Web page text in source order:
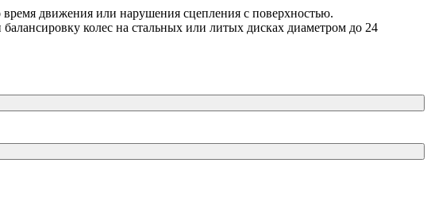
движения или нарушения сцепления с поверхностью.
колес на стальных или литых дисках диаметром до 24